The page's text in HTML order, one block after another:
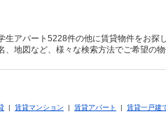
生アパート5228件の他に賃貸物件をお
、地図など、様々な検索方法でご希望
| 賃貸マンション | 賃貸アパート | 賃貸一戸建